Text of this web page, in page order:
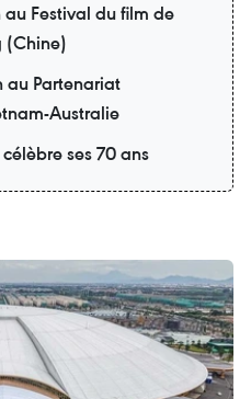
Festival du film de
(Chine)
au Partenariat
Australie
ses 70 ans